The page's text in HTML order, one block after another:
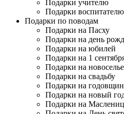
Подарки учителю
Подарки воспитателю
Подарки по поводам
Подарки на Пасху
Подарки на день
Подарки на юбилей
Подарки на 1
Подарки на новоселье
Подарки на свадьбу
Подарки на
Подарки на новый
Подарки на